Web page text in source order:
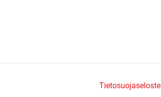
Tietosuojaseloste